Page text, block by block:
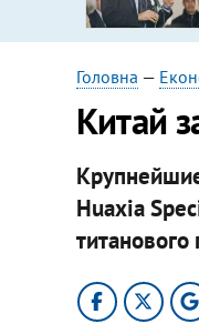
Головна —
Китай
Huaxia
титанового